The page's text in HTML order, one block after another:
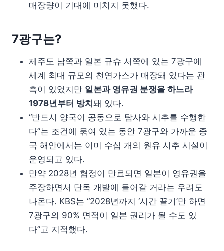
매장량이 기대에 미치지 못했다.
7광구는?
제주도 남쪽과 일본 규슈 서쪽에 있는 7광구에
세계 최대 규모의 천연가스가 매장돼 있다는 관
측이 있었지만 일본과 영유권 분쟁을 하느라
1978년부터 방치 돼 있다.
“반드시 양국이 공동으로 탐사와 시추를 수행한
다”는 조건에 묶여 있는 동안 7광구와 가까운 중
국 해안에서는 이미 수십 개의 원유 시추 시설이
운영되고 있다.
만약 2028년 협정이 만료되면 일본이 영유권을
주장하면서 단독 개발에 들어갈 거라는 우려도
나온다. KBS는 “2028년까지 ‘시간 끌기’만 하면
7광구의 90% 면적이 일본 권리가 될 수도 있
다”고 지적했다.